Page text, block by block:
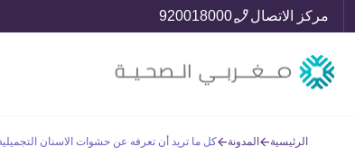
مركز الاتصال 920018000
الرئيسية المدونة كل ما تريد أن تعرفه عن حشوات الاسنان